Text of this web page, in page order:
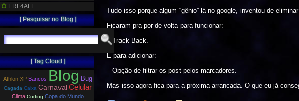
Tudo isso porque algum “gênio” lá no google, inventou de
Ficaram pra por de volta para funcionar:
– Track Back.
E para adicionar:
– Opção de filtrar os post pelos marcadores.
Mas isso agora fica para a próxima arrancada. O que eu já
ERL4ALL
[ Pesquisar no Blog ]
[ Tag Cloud ]
Athlon XP Bancos Blog Bug
Cagada Caixa CarnavalCelular
Clima Coding Copa do Mundo